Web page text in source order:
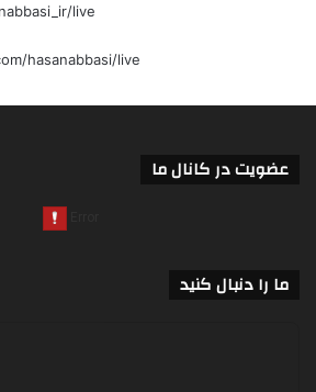
live
hasanabbasi/live
عضویت در کانال ما
ما را دنبال کنید